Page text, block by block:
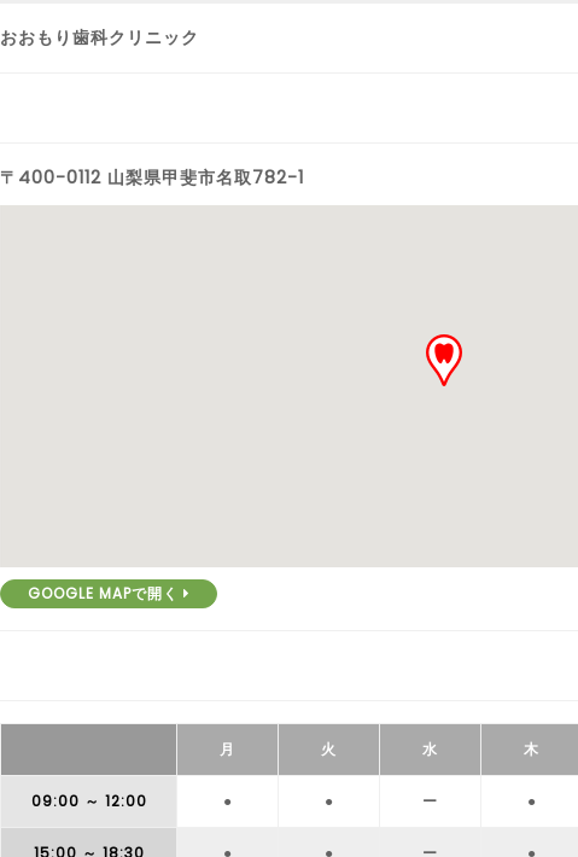
おおもり歯科クリニック
〒400-0112 山梨県甲斐市名取782-1
GOOGLE MAPで開く
月 火 水 木
09:00 ～ 12:00 ● ● ー ●
15:00 ～ 18:30 ● ● ー ●